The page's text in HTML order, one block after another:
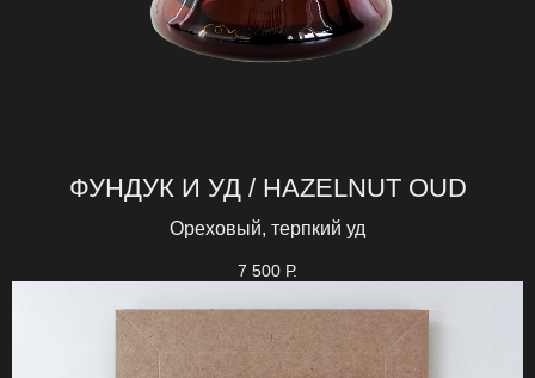
ФУНДУК И УД / HAZELNUT OUD
Ореховый, терпкий уд
7 500 Р.